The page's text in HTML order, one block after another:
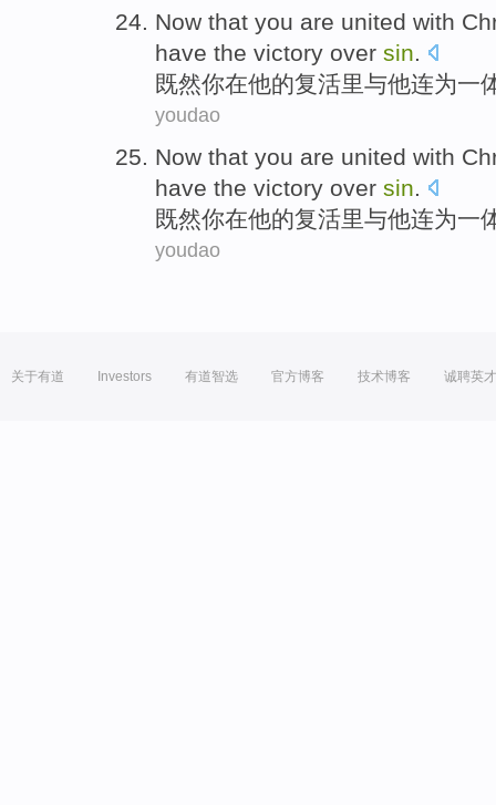
Now that you are united with
have the victory over sin.
既然你在他的复活里与他连为一
youdao
Now that you are united with
have the victory over sin.
既然你在他的复活里与他连为一
youdao
关于有道 Investors 有道智选 官方博客 技术博客 诚聘英才